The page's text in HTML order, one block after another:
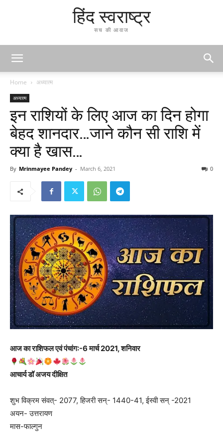
हिंद स्वराष्ट्र
सच की आवाज
Home अध्यात्म
अध्यात्म
इन राशियों के लिए आज का दिन होगा
बेहद शानदार…जाने कौन सी राशि में
क्या है खास…
By Mrinmayee Pandey - March 6, 2021 0
आज का राशिफल एवं पंचांग:-6 मार्च 2021, शनिवार
आचार्य डॉ अजय दीक्षित
शुभ विक्रम संवत्- 2077, हिजरी सन्- 1440-41, ईस्वी सन् -2021
अयन- उत्तरायण
मास-फाल्गुन